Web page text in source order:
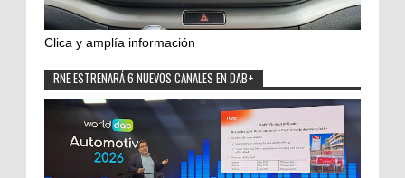
Clica y amplía información
RNE ESTRENARÁ 6 NUEVOS CANALES EN DAB+